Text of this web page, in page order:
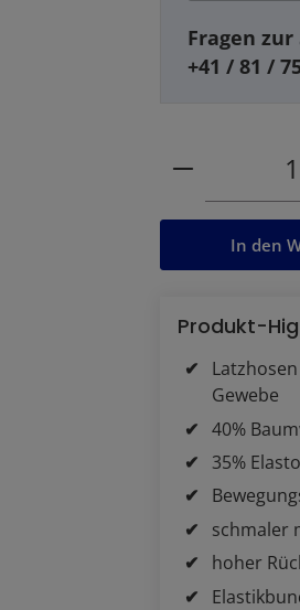
Fragen
+41 / 81 /
Produkt
In den
Produkt-
Gewebe
40%
35%
schmaler
hoher